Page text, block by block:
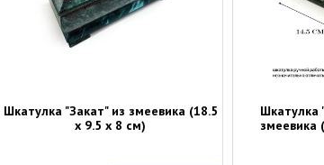
Шкатулка "Закат" из змеевика (18.5
х 9.5 х 8 см)
Шкатулка
змеевика